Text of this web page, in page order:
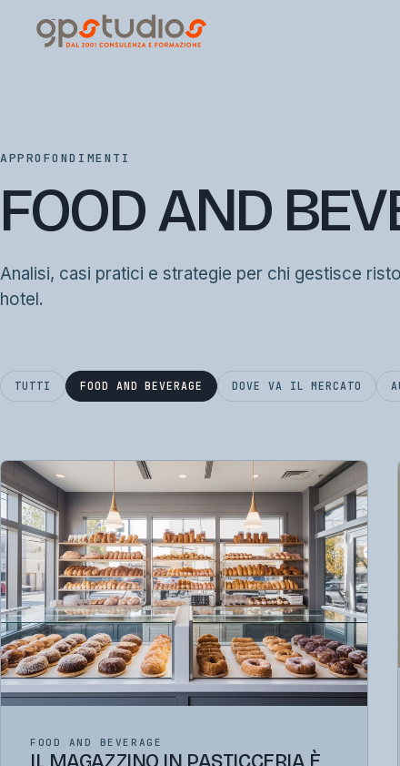
APPROFONDIMENTI
FOOD AND
Analisi, casi pratici e strategie per chi gestisce
hotel.
TUTTI FOOD AND BEVERAGE DOVE VA IL MERCATO
FOOD AND BEVERAGE